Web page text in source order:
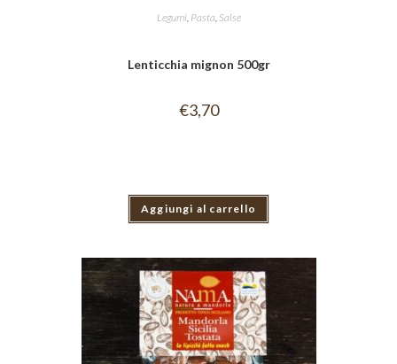
Legumi, Pasta Salse
Lenticchia mignon 500gr
€3,70
Aggiungi al carrello